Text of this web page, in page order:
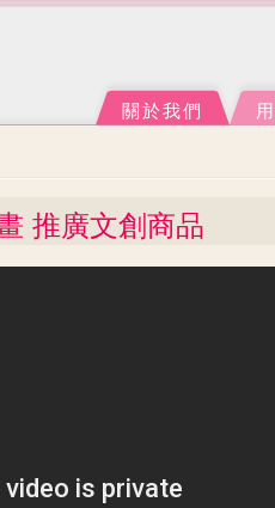
關於我們
推廣文創商品